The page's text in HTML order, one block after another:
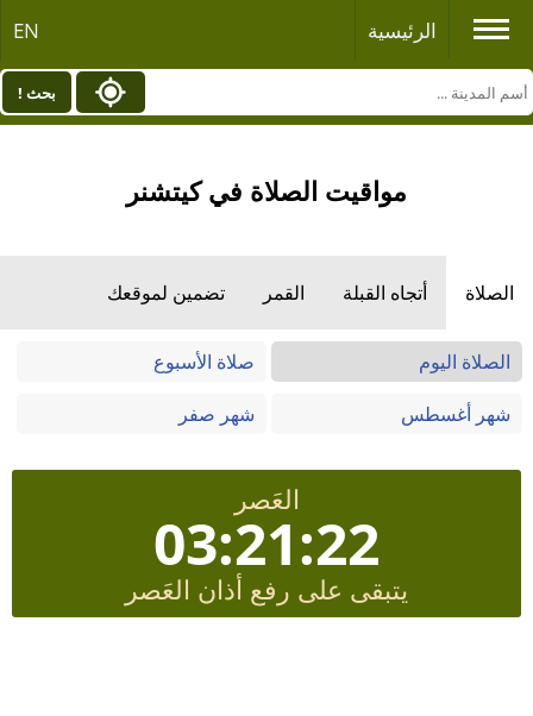
الرئيسية EN
بحث !
مواقيت الصلاة في كيتشنر
الصلاة أتجاه القبلة القمر تضمين لموقعك
الصلاة اليوم
صلاة الأسبوع
شهر أغسطس
شهر صفر
العَصر
03:21:20
يتبقى على رفع أذان العَصر